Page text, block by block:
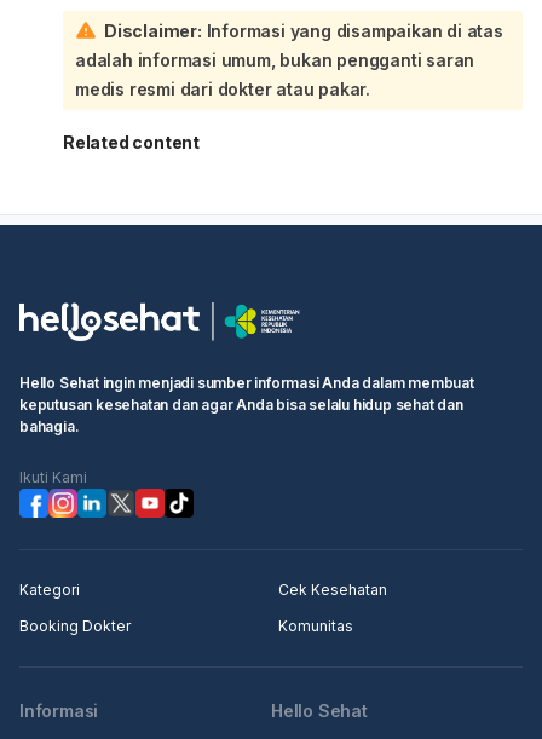
biasanya bisa membaik sendiri dalam beberapa hari
sampai 10–14 hari. Anda bisa coba:
kumur air garam hangat
hindari makanan pedas, asam, terlalu panas, dan keras
jaga kebersihan mulut
minum cukup air
sangat nyeri, disertai demam, sulit menelan, sulit
diberi obat yang sesuai.
Disclaimer: Informasi yang disampaikan di atas
adalah informasi umum, bukan pengganti saran
medis resmi dari dokter atau pakar.
Related content
Hello Sehat ingin menjadi sumber informasi Anda dalam membuat
keputusan kesehatan dan agar Anda bisa selalu hidup sehat dan
bahagia.
Ikuti Kami
Kategori
Cek Kesehatan
Booking Dokter
Komunitas
Informasi Hello Sehat